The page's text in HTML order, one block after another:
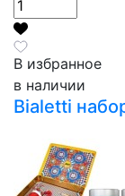
В избранное
в наличии
Bialetti